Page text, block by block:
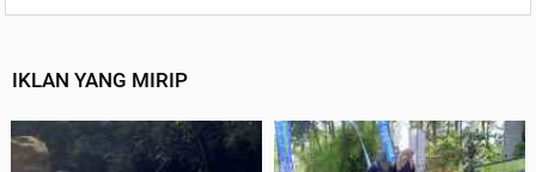
IKLAN YANG MIRIP